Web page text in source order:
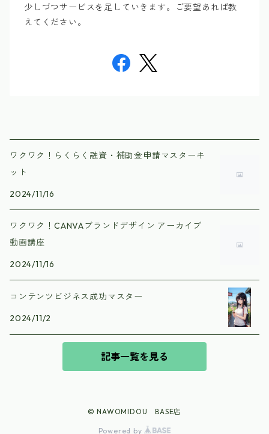
少しづつサービスを足していきます。ご要望あれば教
えてください。
ワクワク！らくらく融資・補助金申請マスターキ
ット
2024/11/16
ワクワク！CANVAブランドデザイン アーカイブ
動画講座
2024/11/16
コンテンツビジネス成功マスター
2024/11/2
記事一覧を見る
© NAWOMIDOU BASE店
Powered by